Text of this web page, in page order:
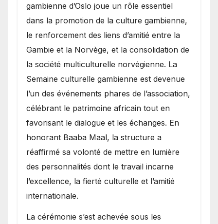
gambienne d’Oslo joue un rôle essentiel
dans la promotion de la culture gambienne,
le renforcement des liens d’amitié entre la
Gambie et la Norvège, et la consolidation de
la société multiculturelle norvégienne. La
Semaine culturelle gambienne est devenue
l’un des événements phares de l’association,
célébrant le patrimoine africain tout en
favorisant le dialogue et les échanges. En
honorant Baaba Maal, la structure a
réaffirmé sa volonté de mettre en lumière
des personnalités dont le travail incarne
l’excellence, la fierté culturelle et l’amitié
internationale.
​La cérémonie s’est achevée sous les